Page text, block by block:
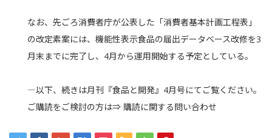
なお、先ごろ消費者庁が公表した「消費者基本計画工程表」
の改定素案には、機能性表示食品の届出データベース改修を3
月末までに完了し、4月から運用開始する予定としている。
―以下、続きは月刊『食品と開発』4月号にてご覧ください。
ご購読をご検討の方は⇒ 購読に関する問い合わせ